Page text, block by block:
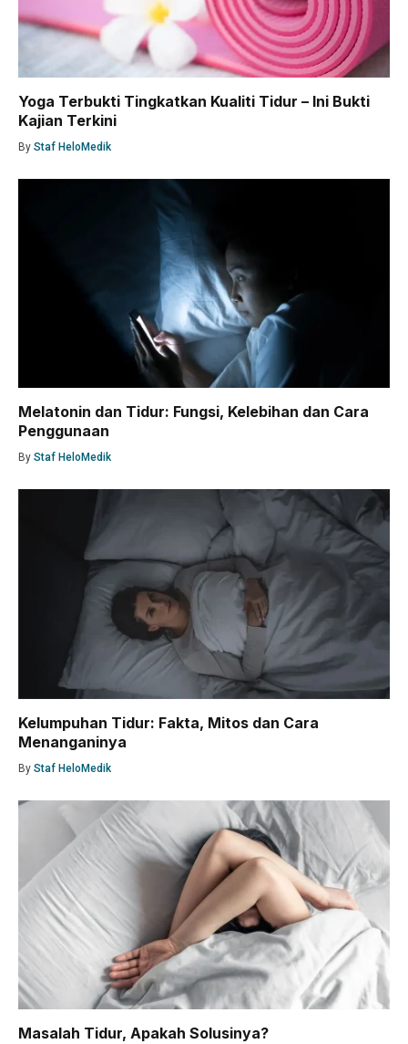
Yoga Terbukti Tingkatkan Kualiti Tidur – Ini Bukti
Kajian Terkini
By Staf HeloMedik
Melatonin dan Tidur: Fungsi, Kelebihan dan Cara
Penggunaan
By Staf HeloMedik
Kelumpuhan Tidur: Fakta, Mitos dan Cara
Menanganinya
By Staf HeloMedik
Masalah Tidur, Apakah Solusinya?